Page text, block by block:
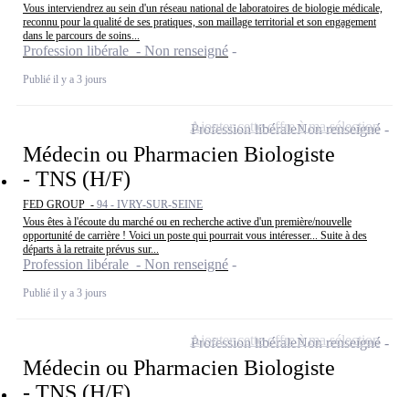
Vous interviendrez au sein d'un réseau national de laboratoires de biologie médicale,
reconnu pour la qualité de ses pratiques, son maillage territorial et son engagement
dans le parcours de soins...
Profession libérale - Non renseigné
Publié il y a 3 jours
Médecin ou Pharmacien Biologiste
- TNS (H/F)
FED GROUP - 94 - IVRY-SUR-SEINE
Vous êtes à l'écoute du marché ou en recherche active d'un première/nouvelle
opportunité de carrière ! Voici un poste qui pourrait vous intéresser... Suite à des
départs à la retraite prévus sur...
Profession libérale - Non renseigné
Publié il y a 3 jours
Profession libéraleNon renseigné
Ajouter cette offre à ma sélection
Médecin ou Pharmacien Biologiste
- TNS (H/F)
Profession libéraleNon renseigné
Ajouter cette offre à ma sélection